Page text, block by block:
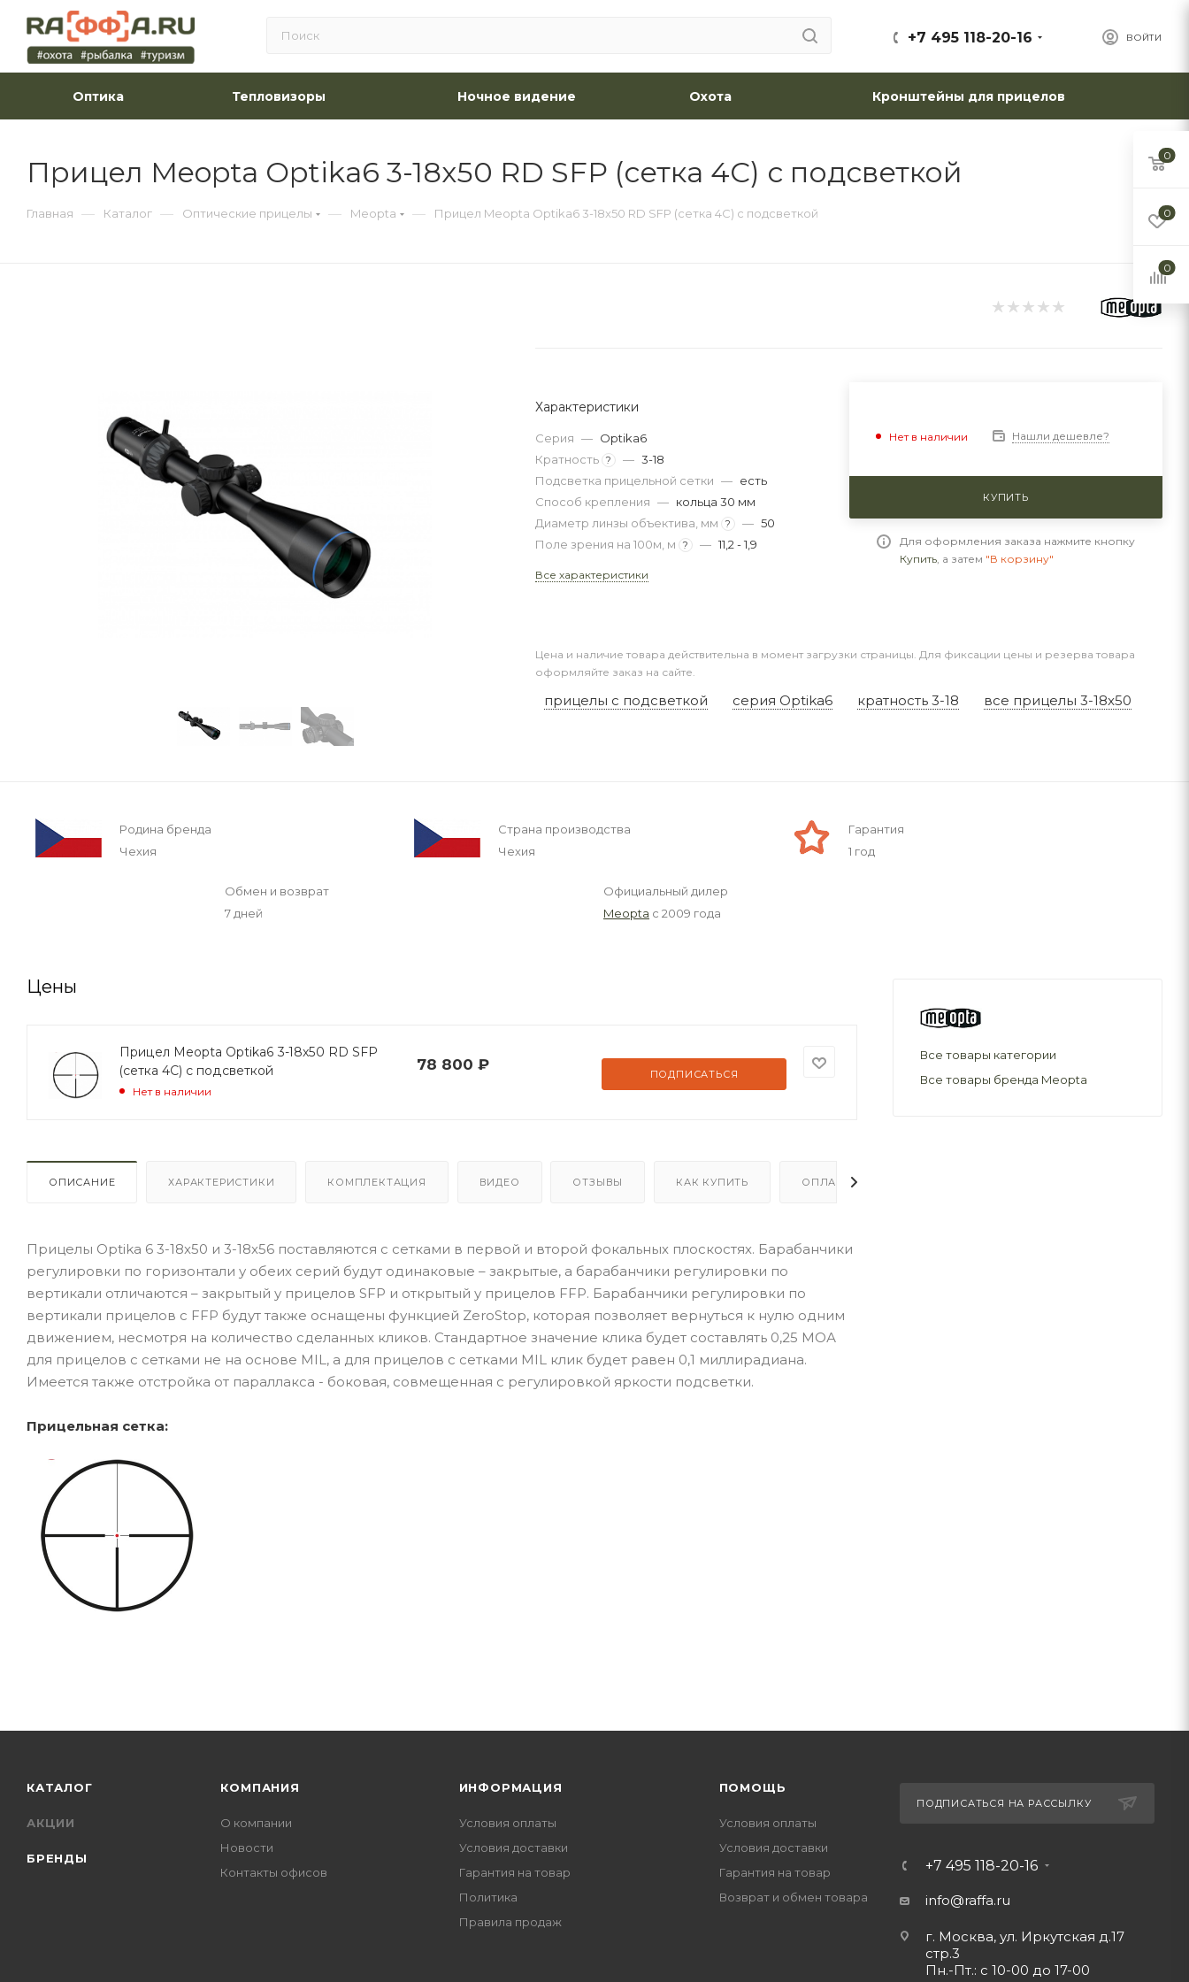
ВОЙТИ
+7 495 118-20-16
Оптика Тепловизоры Ночное видение Охота Кронштейны для прицелов
Прицел Meopta Optika6 3-18x50 RD SFP (сетка 4C) с подсветкой
Главная — Каталог — Оптические прицелы — Meopta — Прицел Meopta Optika6 3-18x50 RD SFP (сетка 4C) с подсветкой
Характеристики
Серия — Optika6
Кратность ? — 3-18
Подсветка прицельной сетки — есть
Способ крепления — кольца 30 мм
Диаметр линзы объектива, мм ? — 50
Поле зрения на 100м, м ? — 11,2 - 1,9
Все характеристики
Нет в наличии Нашли дешевле?
КУПИТЬ
Для оформления заказа нажмите кнопку
Купить, а затем "В корзину"
Цена и наличие товара действительна в момент загрузки страницы. Для фиксации цены и резерва товара
оформляйте заказ на сайте.
прицелы с подсветкой серия Optika6 кратность 3-18 все прицелы 3-18x50
Родина бренда
Чехия
Страна производства
Чехия
Гарантия
1 год
Обмен и возврат
7 дней
Официальный дилер
Meopta с 2009 года
Цены
Прицел Meopta Optika6 3-18x50 RD SFP
(сетка 4C) с подсветкой
Нет в наличии
78 800 ₽
ПОДПИСАТЬСЯ
ОПИСАНИЕ ХАРАКТЕРИСТИКИ КОМПЛЕКТАЦИЯ ВИДЕО ОТЗЫВЫ КАК КУПИТЬ ОПЛАТА
Прицелы Optika 6 3-18x50 и 3-18x56 поставляются с сетками в первой и второй фокальных плоскостях. Барабанчики
регулировки по горизонтали у обеих серий будут одинаковые – закрытые, а барабанчики регулировки по
вертикали отличаются – закрытый у прицелов SFP и открытый у прицелов FFP. Барабанчики регулировки по
вертикали прицелов с FFP будут также оснащены функцией ZeroStop, которая позволяет вернуться к нулю одним
движением, несмотря на количество сделанных кликов. Стандартное значение клика будет составлять 0,25 МОА
для прицелов с сетками не на основе MIL, а для прицелов с сетками MIL клик будет равен 0,1 миллирадиана.
Имеется также отстройка от параллакса - боковая, совмещенная с регулировкой яркости подсветки.
Прицельная сетка:
Все товары категории
Все товары бренда Meopta
КАТАЛОГ
АКЦИИ
БРЕНДЫ
КОМПАНИЯ
О компании
Новости
Контакты офисов
ИНФОРМАЦИЯ
Условия оплаты
Условия доставки
Гарантия на товар
Политика
Правила продаж
ПОМОЩЬ
Условия оплаты
Условия доставки
Гарантия на товар
Возврат и обмен товара
ПОДПИСАТЬСЯ НА РАССЫЛКУ
+7 495 118-20-16
info@raffa.ru
г. Москва, ул. Иркутская д.17
стр.3
Пн.-Пт.: с 10-00 до 17-00
0
0
0